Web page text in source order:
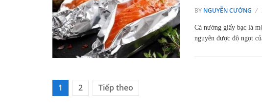
BY NGUYỄN CƯỜNG
Cá nướng giấy bạc là
nguyên được độ ngọt
Phân
1 2 Tiếp theo